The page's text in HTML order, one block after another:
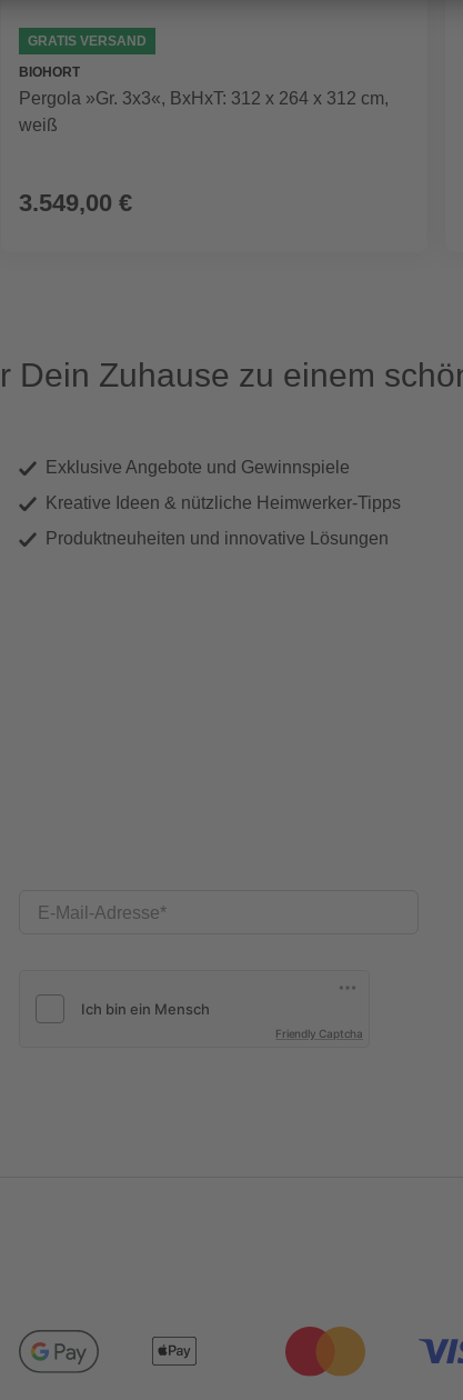
GRATIS VERSAND
BIOHORT
Pergola »Gr. 3x3«, BxHxT: 312 x 264 x 312 cm,
weiß
3.549,00 €
Dein Zuhause zu einem
Exklusive Angebote und Gewinnspiele
Kreative Ideen & nützliche Heimwerker-Tipps
Produktneuheiten und innovative Lösungen
E-Mail-Adresse
Friendly Captcha